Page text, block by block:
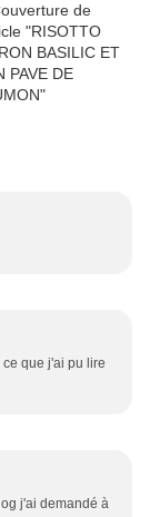
que j'ai pu lire
j'ai demandé à